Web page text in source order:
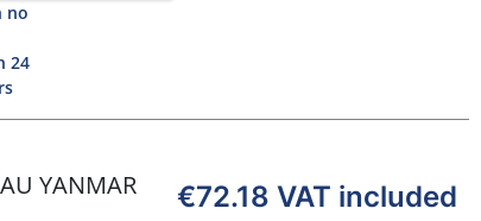
no
24
YANMAR
€72.18 VAT included